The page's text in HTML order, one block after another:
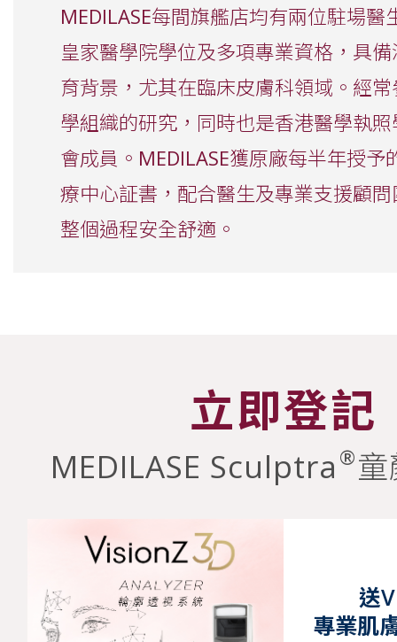
MEDILASE每間旗艦店均有兩位駐場醫
皇家醫學院學位及多項專業資格，具
育背景，尤其在臨床皮膚科領域。經
學組織的研究，同時也是香港醫學執
會成員。MEDILASE獲原廠每半年授予
療中心証書，配合醫生及專業支援顧
整個過程安全舒適。
立即登記
MEDILASE Sculptra ®
送
專業肌